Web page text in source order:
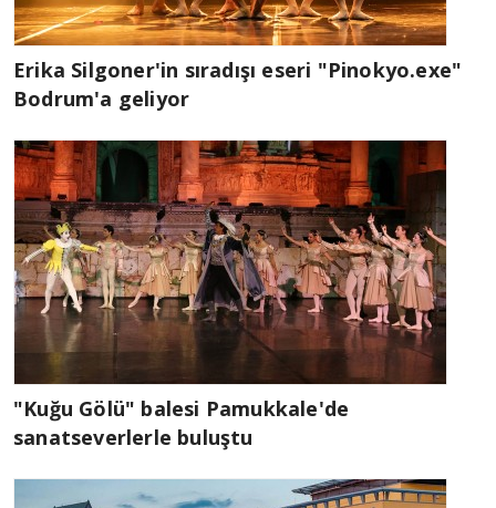
Erika Silgoner'in sıradışı eseri "Pinokyo.exe"
Bodrum'a geliyor
"Kuğu Gölü" balesi Pamukkale'de
sanatseverlerle buluştu